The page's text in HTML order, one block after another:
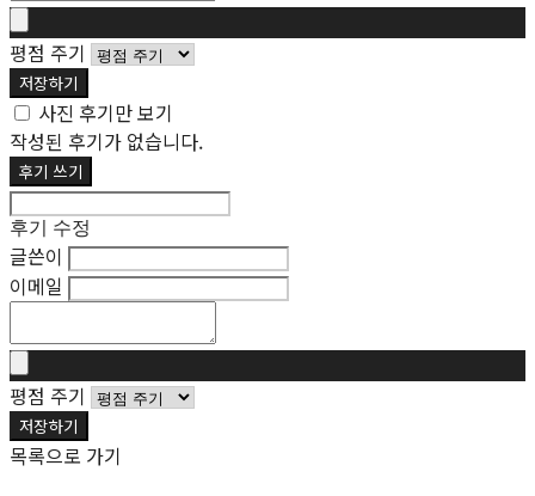
평점 주기
저장하기
사진 후기만 보기
작성된 후기가 없습니다.
후기 쓰기
후기 수정
글쓴이
이메일
평점 주기
저장하기
목록으로 가기